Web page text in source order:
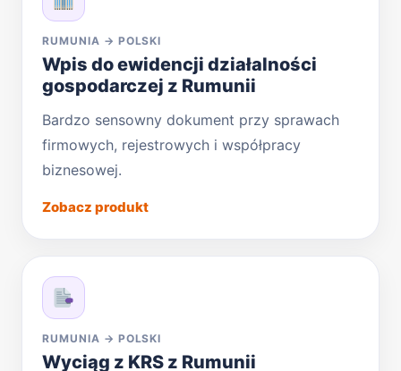
RUMUNIA → POLSKI
Wpis do ewidencji działalności
gospodarczej z Rumunii
Bardzo sensowny dokument przy sprawach
firmowych, rejestrowych i współpracy
biznesowej.
Zobacz produkt
RUMUNIA → POLSKI
Wyciąg z KRS z Rumunii